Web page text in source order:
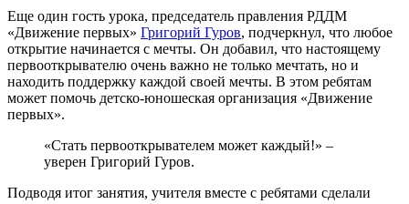
Еще один гость урока, председатель правления РДДМ
«Движение первых» Григорий Гуров, подчеркнул, что любое
открытие начинается с мечты. Он добавил, что настоящему
первооткрывателю очень важно не только мечтать, но и
находить поддержку каждой своей мечты. В этом ребятам
может помочь детско-юношеская организация «Движение
первых».
«Стать первооткрывателем может каждый!» –
уверен Григорий Гуров.
Подводя итог занятия, учителя вместе с ребятами сделали